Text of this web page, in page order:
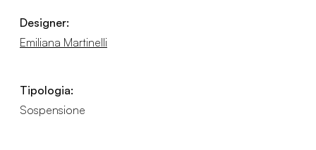
Designer:
Emiliana Martinelli
Tipologia:
Sospensione